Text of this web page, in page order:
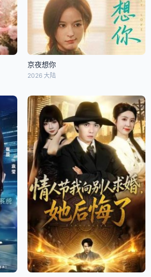
京夜想你
2026 大陆